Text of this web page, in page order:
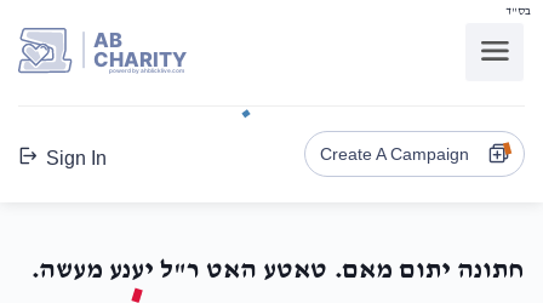
בס"ד
AB
CHARITY
powerd by ahblicklive.com
Sign In Create A Campaign
חתונה יתום מאם. טאטע האט ר"ל יענע מעשה.